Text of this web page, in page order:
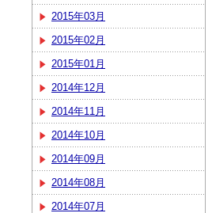
2015年03月
2015年02月
2015年01月
2014年12月
2014年11月
2014年10月
2014年09月
2014年08月
2014年07月